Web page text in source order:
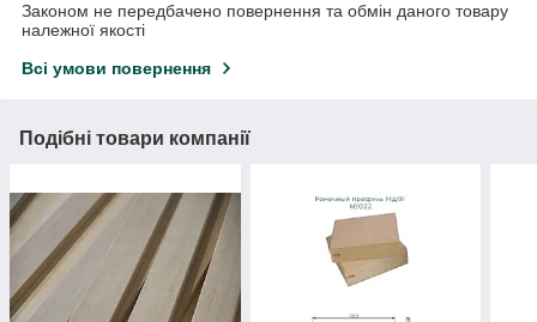
Законом не передбачено повернення та обмін даного товару
належної якості
Всі умови повернення
Подібні товари компанії